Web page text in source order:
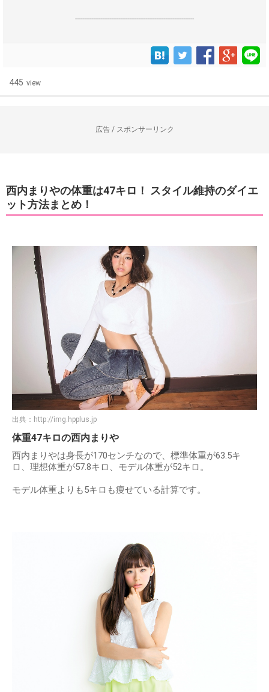
------------------------------------------------------------------
445 view
広告 / スポンサーリンク
西内まりやの体重は47キロ！ スタイル維持のダイエ
ット方法まとめ！
出典： http://img.hpplus.jp
体重47キロの西内まりや
西内まりやは身長が170センチなので、標準体重が63.5キ
ロ、理想体重が57.8キロ、モデル体重が52キロ。
モデル体重よりも5キロも痩せている計算です。